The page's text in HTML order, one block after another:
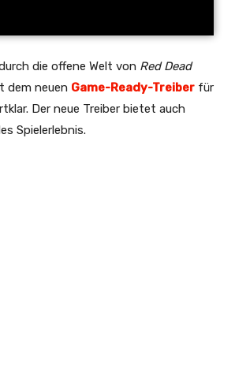
die offene Welt von Red Dead
dem neuen Game-Ready-Treiber für
Der neue Treiber bietet auch
Spielerlebnis.